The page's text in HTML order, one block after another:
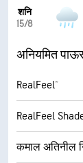
शनि
15/8
अनियमित
RealFeel®
RealFeel
कमाल अतिनील